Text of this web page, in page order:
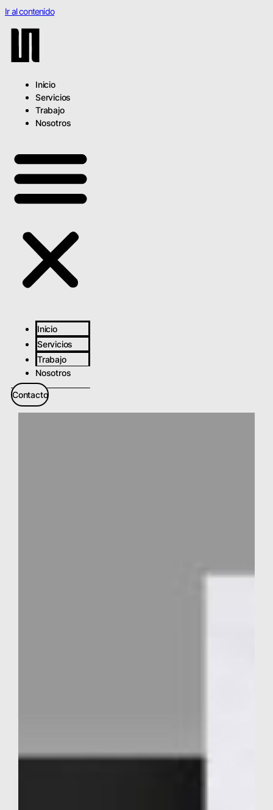
Ir al contenido
Inicio
Servicios
Trabajo
Nosotros
Inicio
Servicios
Trabajo
Nosotros
Contacto